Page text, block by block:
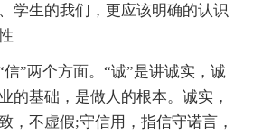
学生的我们，更应该明确的认识
信”两个方面。“诚”是讲诚实，诚
的基础，是做人的根本。诚实，
，不虚假;守信用，指信守诺言，